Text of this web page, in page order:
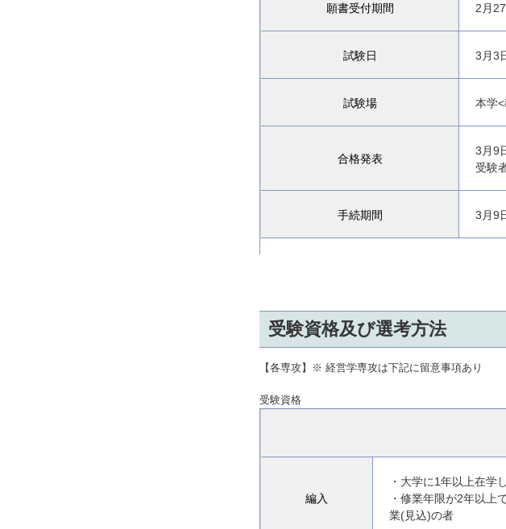
願書受付期間 2月
試験日 3月3
試験場 本学
合格発表
3月9
受験
手続期間 3月9
受験資格及び選考方法
【各専攻】※ 経営学専攻は下記に留意事項あり
受験資格
編入
・大学に1年以上在学
・修業年限が2年以上
業(見込)の者